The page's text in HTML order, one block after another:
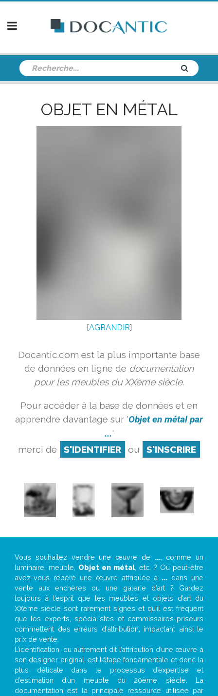
OBJET EN MÉTAL
[AGRANDIR]
Docantic.com est la plus importante base
de données en ligne de documentation
pour les meubles du XXème siècle.
Pour accéder à la base de données et en
apprendre davantage sur 'Objet en métal par
...'
merci de
S'IDENTIFIER ou S'INSCRIRE
Vous souhaitez vendre une œuvre de ..., comme un
luminaire, meuble, Objet en métal , etc. ? Ou peut-être
avez-vous repéré une œuvre attribuée à ... dans une
vente aux enchères ou une galerie d’art ? Gardez
toujours à l’esprit que les meubles et objets d’art du
XXème siècle sont rarement signés et qu’il est fréquent
que les experts, spécialistes et commissaires-priseurs
commettent des erreurs d’attribution, impactant ainsi le
prix de vente.
L’identification, ou autrement dit l’attribution d’une œuvre à
son designer original, est l’étape fondamentale et donc la
plus délicate dans le processus d’expertise et
d’estimation d’un meuble du 20ème siècle. La
documentation est la principale ressource utilisée par